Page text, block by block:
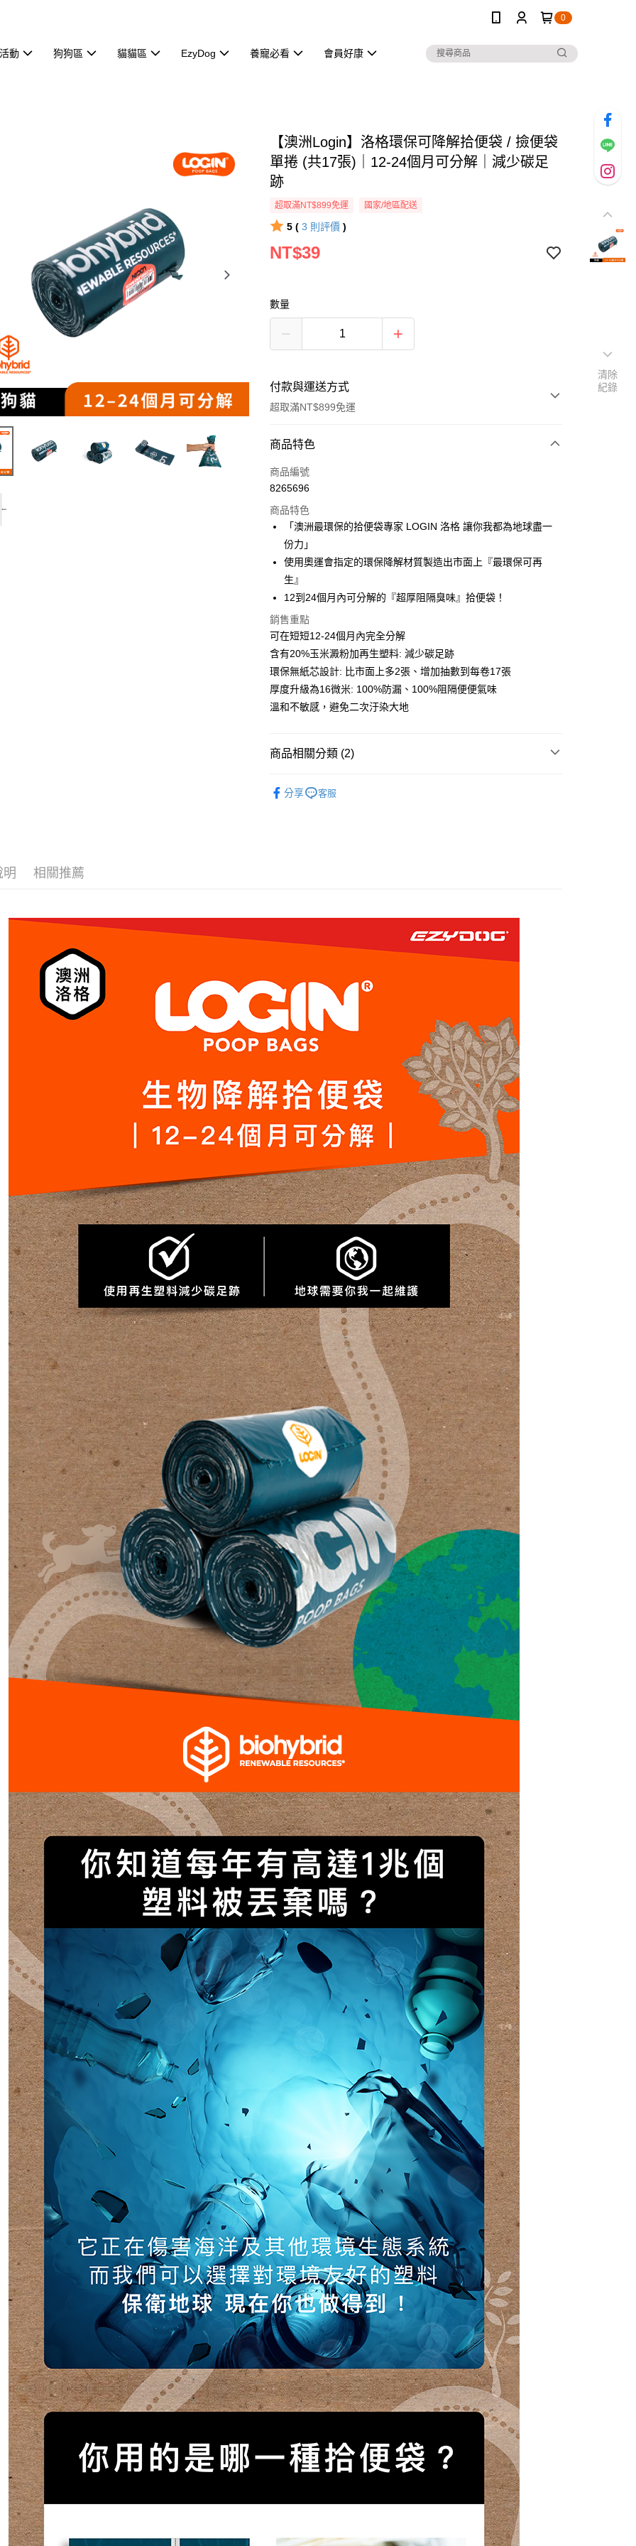
0
動 狗狗區 貓貓區 EzyDog 養寵必看 會員好康
【澳洲Login】洛格環保可降解拾便袋 / 撿便袋
單捲 (共17張)｜12-24個月可分解｜減少碳足
跡
超取滿NT$899免運 國家/地區配送
5 ( 3 則評價 )
NT$39
數量
付款與運送方式
超取滿NT$899免運
付款方式
信用卡一次付款
LINE Pay
Apple Pay
街口支付
悠遊付
ATM付款
運送方式
全家取貨付款
7-11取貨付款
宅配
商品特色
商品編號
8265696
商品特色
「澳洲最環保的拾便袋專家 LOGIN 洛格 讓你我都為地球盡一
份力」
使用奧運會指定的環保降解材質製造出市面上『最環保可再
生』
12到24個月內可分解的『超厚阻隔臭味』拾便袋！
銷售重點
可在短短12-24個月內完全分解
含有20%玉米澱粉加再生塑料: 減少碳足跡
環保無紙芯設計: 比市面上多2張、增加抽數到每卷17張
厚度升級為16微米: 100%防漏、100%阻隔便便氣味
溫和不敏感，避免二次汙染大地
商品相關分類 (2)
分享 客服
明 相關推薦
清除
紀錄